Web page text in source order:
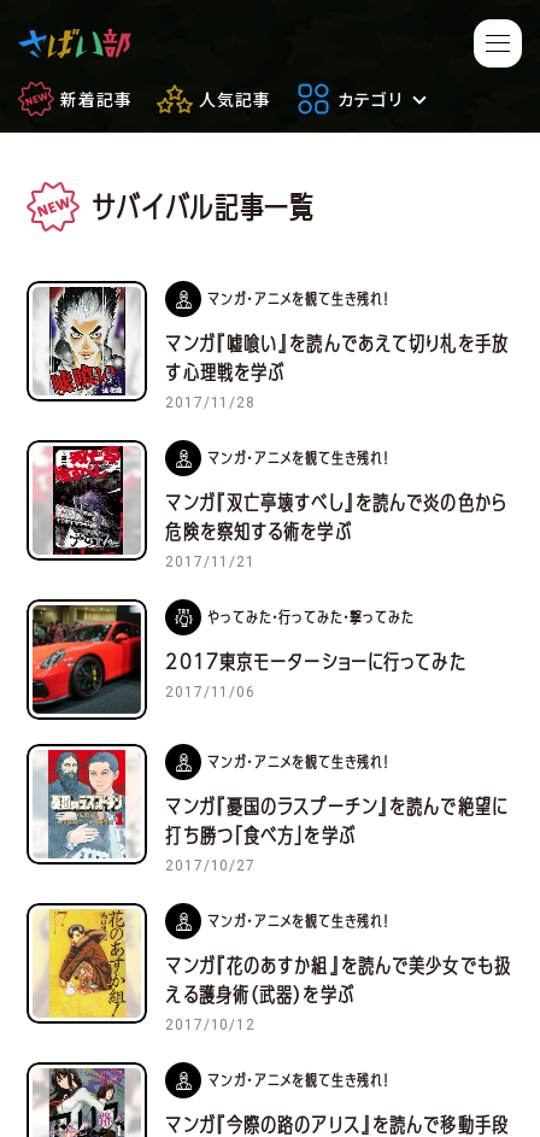
新着記事 人気記事 カテゴリ
マンガ・アニメ
ゲーム
もしもの場合 便利アイテム
サバイバルゲーム
フィールドレビュー
サバイバル記事一覧
マンガ・アニメを観て生き残れ！
マンガ『嘘喰い』を読んであえて切り札を手放
す心理戦を学ぶ
2017/11/28
マンガ・アニメを観て生き残れ！
マンガ『双亡亭壊すべし』を読んで炎の色から
危険を察知する術を学ぶ
2017/11/21
やってみた・行ってみた・撃ってみた
2017東京モーターショーに行ってみた
2017/11/06
マンガ・アニメを観て生き残れ！
マンガ『憂国のラスプーチン』を読んで絶望に
打ち勝つ「食べ方」を学ぶ
2017/10/27
マンガ・アニメを観て生き残れ！
マンガ『花のあすか組』を読んで美少女でも扱
える護身術（武器）を学ぶ
2017/10/12
マンガ・アニメを観て生き残れ！
マンガ『今際の路のアリス』を読んで移動手段